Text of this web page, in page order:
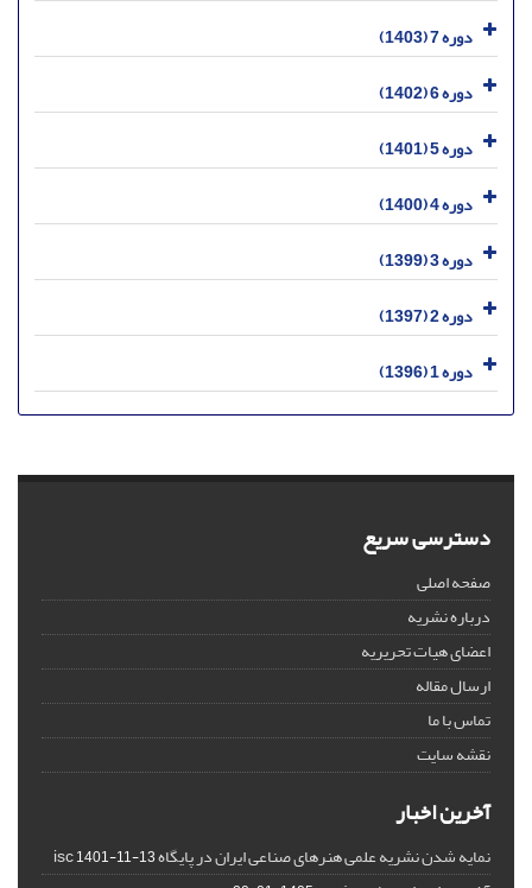
دوره 7 (1403)
دوره 6 (1402)
دوره 5 (1401)
دوره 4 (1400)
دوره 3 (1399)
دوره 2 (1397)
دوره 1 (1396)
دسترسی سریع
صفحه اصلی
درباره نشریه
اعضای هیات تحریریه
ارسال مقاله
تماس با ما
نقشه سایت
آخرین اخبار
نمایه شدن نشریه علمی هنرهای صناعی ایران در پایگاه isc1401-11-13